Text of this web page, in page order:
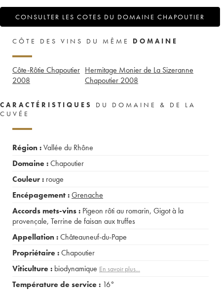
CONSULTER LES COTES DU DOMAINE CHAPOUTIER
CÔTE DES VINS DU MÊME DOMAINE
Côte-Rôtie Chapoutier
2008
Hermitage Monier de La Sizeranne
Chapoutier 2008
CARACTÉRISTIQUES
DU DOMAINE & DE LA
CUVÉE
Région :Vallée du Rhône
Domaine :Chapoutier
Couleur : rouge
Encépagement :Grenache
Accords mets-vins : Pigeon rôti au romarin, Gigot à la
provençale, Terrine de faisan aux truffes
Appellation :Châteauneuf-du-Pape
Propriétaire :Chapoutier
Viticulture : biodynamique En savoir plus...
Température de service : 16°